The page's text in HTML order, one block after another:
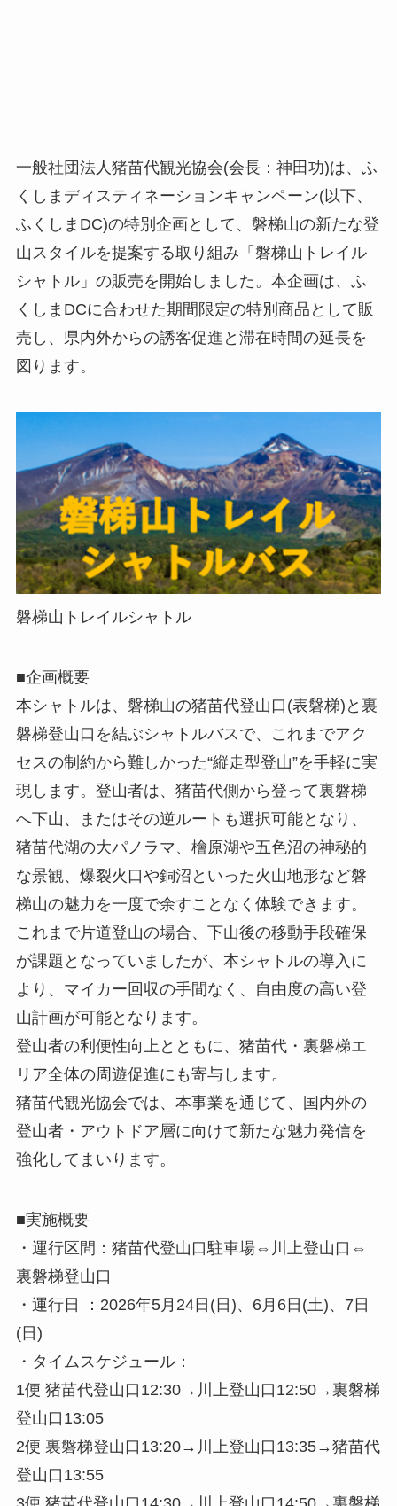
一般社団法人猪苗代観光協会(会長：神田功)は、ふ
くしまディスティネーションキャンペーン(以下、
ふくしまDC)の特別企画として、磐梯山の新たな登
山スタイルを提案する取り組み「磐梯山トレイル
シャトル」の販売を開始しました。本企画は、ふ
くしまDCに合わせた期間限定の特別商品として販
売し、県内外からの誘客促進と滞在時間の延長を
図ります。
磐梯山トレイルシャトル
■企画概要
本シャトルは、磐梯山の猪苗代登山口(表磐梯)と裏
磐梯登山口を結ぶシャトルバスで、これまでアク
セスの制約から難しかった“縦走型登山”を手軽に実
現します。登山者は、猪苗代側から登って裏磐梯
へ下山、またはその逆ルートも選択可能となり、
猪苗代湖の大パノラマ、檜原湖や五色沼の神秘的
な景観、爆裂火口や銅沼といった火山地形など磐
梯山の魅力を一度で余すことなく体験できます。
これまで片道登山の場合、下山後の移動手段確保
が課題となっていましたが、本シャトルの導入に
より、マイカー回収の手間なく、自由度の高い登
山計画が可能となります。
登山者の利便性向上とともに、猪苗代・裏磐梯エ
リア全体の周遊促進にも寄与します。
猪苗代観光協会では、本事業を通じて、国内外の
登山者・アウトドア層に向けて新たな魅力発信を
強化してまいります。
■実施概要
・運行区間：猪苗代登山口駐車場⇔川上登山口⇔
裏磐梯登山口
・運行日 ：2026年5月24日(日)、6月6日(土)、7日
(日)
・タイムスケジュール：
1便 猪苗代登山口12:30→川上登山口12:50→裏磐梯
登山口13:05
2便 裏磐梯登山口13:20→川上登山口13:35→猪苗代
登山口13:55